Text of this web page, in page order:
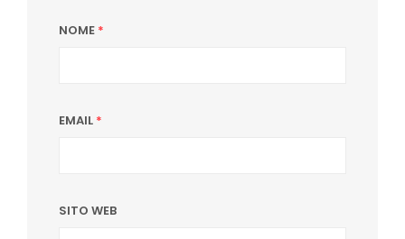
NOME *
EMAIL *
SITO WEB